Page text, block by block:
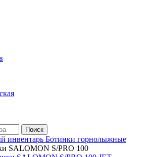
Поиск
инвентарь Ботинки горнолыжные
SALOMON S/PRO 100